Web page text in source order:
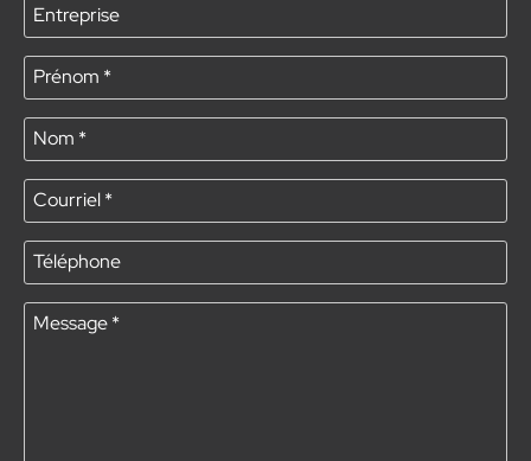
Entreprise
Prénom *
Nom *
Courriel*
Téléphone
Message*